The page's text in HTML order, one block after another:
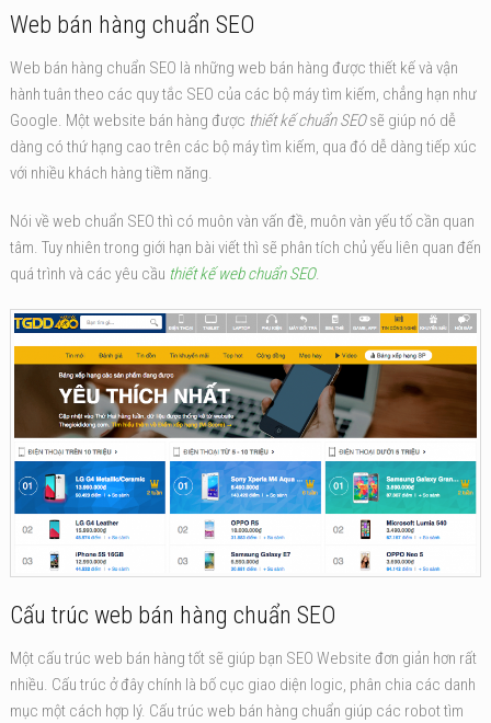
Web bán hàng chuẩn SEO
Web bán hàng chuẩn SEO là những web bán hàng được thiết kế và vận
hành tuân theo các quy tắc SEO của các bộ máy tìm kiếm, chẳng hạn như
Google. Một website bán hàng được thiết kế chuẩn SEOsẽ giúp nó dễ
dàng có thứ hạng cao trên các bộ máy tìm kiếm, qua đó dễ dàng tiếp xúc
với nhiều khách hàng tiềm năng.
Nói về web chuẩn SEO thì có muôn vàn vấn đề, muôn vàn yếu tố cần quan
tâm. Tuy nhiên trong giới hạn bài viết thì sẽ phân tích chủ yếu liên quan đến
quá trình và các yêu cầu thiết kế web chuẩn SEO.
Cấu trúc web bán hàng chuẩn SEO
Một cấu trúc web bán hàng tốt sẽ giúp bạn SEO Website đơn giản hơn rất
nhiều. Cấu trúc ở đây chính là bố cục giao diện logic, phân chia các danh
mục một cách hợp lý. Cấu trúc web bán hàng chuẩn giúp các robot tìm